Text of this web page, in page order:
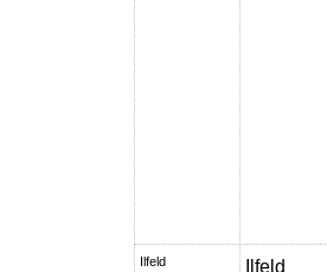
Ilfeld Ilfeld